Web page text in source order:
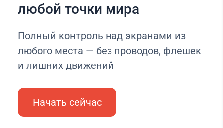
любой точки мира
Полный контроль над экранами из
любого места — без проводов, флешек
и лишних движений
Начать сейчас